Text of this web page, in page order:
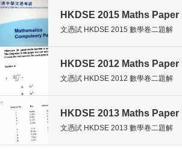
HKDSE 2015 Maths Paper
文憑試 HKDSE 2015 數學卷二題解
HKDSE 2012 Maths Paper
文憑試 HKDSE 2012 數學卷二題解
HKDSE 2013 Maths Paper
文憑試 HKDSE 2013 數學卷二題解